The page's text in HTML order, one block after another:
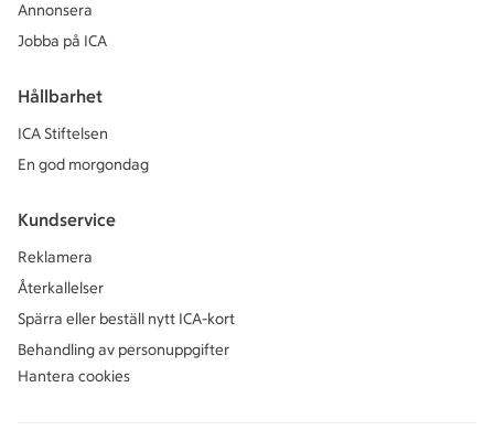
Annonsera
Jobba på ICA
Hållbarhet
ICA Stiftelsen
En god morgondag
Kundservice
Reklamera
Återkallelser
Spärra eller beställ nytt ICA-kort
Behandling av personuppgifter
Hantera cookies